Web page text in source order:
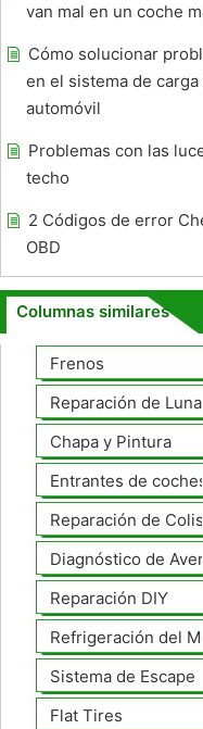
van mal en un coche
Cómo solucionar
en el sistema de carga
automóvil
Problemas con las
techo
2 Códigos de error
OBD
Columnas similares
Frenos
Reparación de Lunas
Chapa y Pintura
Entrantes de coches
Reparación de
Diagnóstico de
Reparación DIY
Refrigeración del
Sistema de Escape
Flat Tires